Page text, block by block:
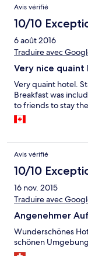
Avis vérifié
10/10
6 août 2016
Traduire avec
Very nice quaint
Very quaint hotel.
Breakfast was
to friends to stay
Avis vérifié
10/10
16 nov. 2015
Traduire avec
Angenehmer
Wunderschönes
schönen